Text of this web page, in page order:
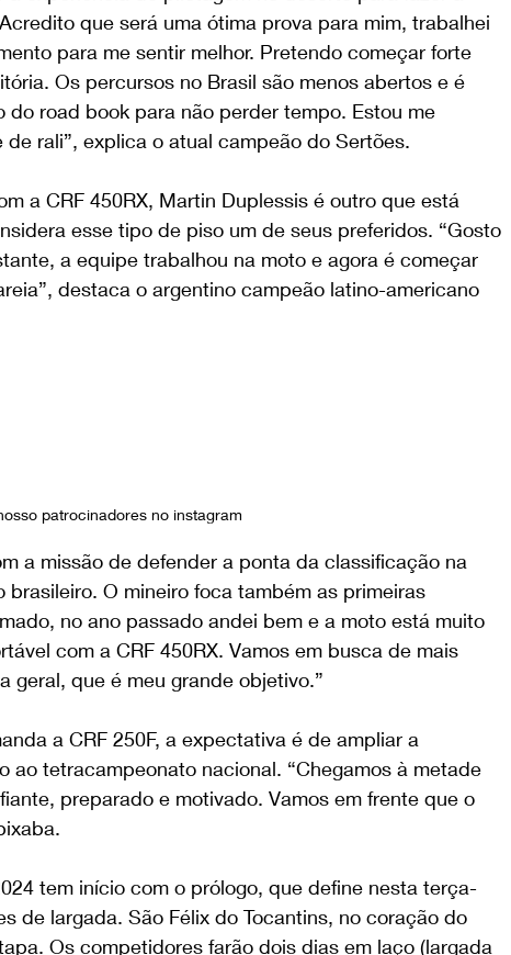
que será uma ótima prova para mim, trabalhei
para me sentir melhor. Pretendo começar forte
Os percursos no Brasil são menos abertos e é
road book para não perder tempo. Estou me
rali”, explica o atual campeão do Sertões.
a CRF 450RX, Martin Duplessis é outro que está
esse tipo de piso um de seus preferidos. “Gosto
a equipe trabalhou na moto e agora é começar
destaca o argentino campeão latino-americano
patrocinadores no instagram
a missão de defender a ponta da classificação na
O mineiro foca também as primeiras
no ano passado andei bem e a moto está muito
com a CRF 450RX. Vamos em busca de mais
geral, que é meu grande objetivo.”
a CRF 250F, a expectativa é de ampliar a
ao tetracampeonato nacional. “Chegamos à metade
preparado e motivado. Vamos em frente que o
tem início com o prólogo, que define nesta terça-
de largada. São Félix do Tocantins, no coração do
Os competidores farão dois dias em laço (largada